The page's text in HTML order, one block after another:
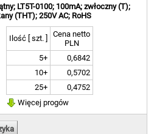
LT5T-0100; 100mA; zwłoczny (T);
(THT); 250V AC; RoHS
Ilość [ szt. ]
Cena netto
PLN
5+
0,6842
10+
0,5702
25+
0,4752
Więcej progów